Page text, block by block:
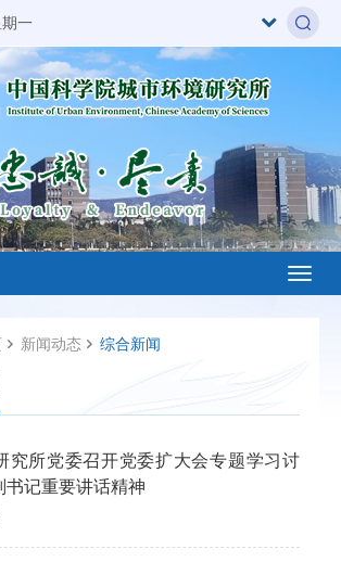
一
新闻动态 综合新闻
究所党委召开党委扩大会专题学习讨
书记重要讲话精神